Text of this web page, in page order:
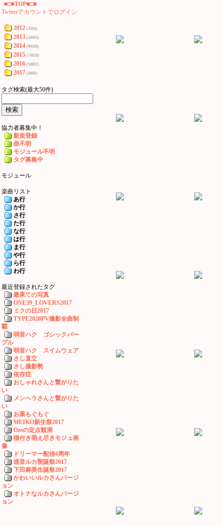
■□■TOP■□■
Twitterアカウントでログイン
2012 (3564)
2013 (54945)
2014 (99506)
2015 (74818)
2016 (50892)
2017 (4868)
タグ検索(最大50件)
協力者募集中！
新規登録
曲不明
モジュール不明
タグ募集中
モジュール
楽曲リスト
あ行
か行
さ行
た行
な行
は行
ま行
や行
ら行
わ行
最近登録されたタグ
最果ての写真
ONE39_LOVERS2017
ミクの日2017
TYPE2020PV撮影全曲制
覇
弱音ハク ゴシックパー
プル
弱音ハク スイムウェア
さし直立
さし撮影勢
依存症
おしゃれさんと繋がりた
い
メンヘラさんと繋がりた
い
お薬もぐもぐ
MEIKO新生祭2017
Ozeの定点観測
猫付き萌え尽きモジュ画
像
ドリーマー配信4周年
巡音ルカ聖誕祭2017
下田麻美生誕祭2017
かわいいルカさんバージ
ョン
オトナなルカさんバージ
ョン